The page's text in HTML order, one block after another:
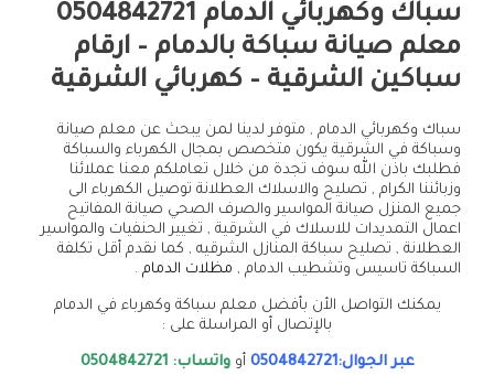
سباك وكهربائي الدمام 0504842721
معلم صيانة سباكة بالدمام – ارقام
سباكين الشرقية – كهربائي الشرقية
سباك وكهربائي الدمام , متوفر لدينا لمن يبحث عن معلم صيانة
وسباكة في الشرقية يكون متخصص بمجال الكهرباء والسباكة
فطلبك باذن الله سوف تجدة من خلال تعاملكم معنا عملائنا
وزبائننا الكرام , تصليح والاسلاك العطلانة توصيل الكهرباء الى
جميع المنزل صيانة المواسير والصرف الصحي صيانة المفاتيح
اعمال التمديدات للاسلاك في الشرقية , تغيير الحنفيات والمواسير
العطلانة , تصليح سباكة المنازل الشرقيه , كما نقدم أقل تكلفة
السباكة تاسيس وتشطيب الدمام , مظلات الدمام .
يمكنك التواصل الأن بأفضل معلم سباكة وكهرباء في الدمام
بالإتصال أو المراسلة على :
عبر الجوال:0504842721 أوواتساب: 0504842721